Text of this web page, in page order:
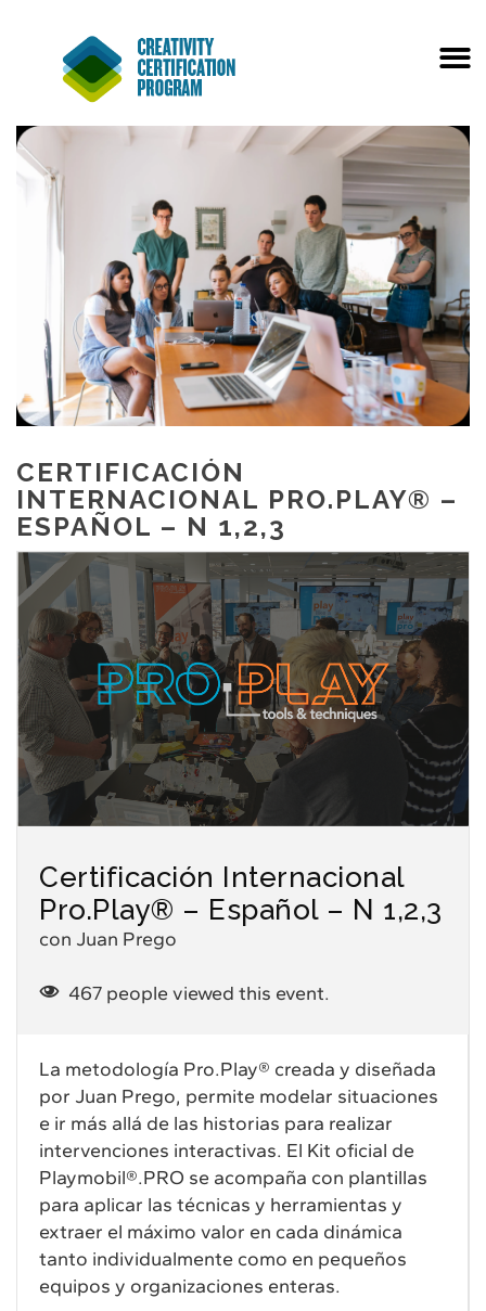
CERTIFICACIÓN
INTERNACIONAL PRO.PLAY® –
ESPAÑOL – N 1,2,3
Certificación Internacional
Pro.Play® – Español – N 1,2,3
con Juan Prego
467 people viewed this event.
La metodología Pro.Play® creada y diseñada
por Juan Prego, permite modelar situaciones
e ir más allá de las historias para realizar
intervenciones interactivas. El Kit oficial de
Playmobil®.PRO se acompaña con plantillas
para aplicar las técnicas y herramientas y
extraer el máximo valor en cada dinámica
tanto individualmente como en pequeños
equipos y organizaciones enteras.